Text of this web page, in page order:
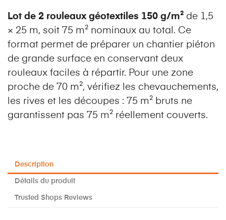
Lot de 2 rouleaux géotextiles 150 g/m² de 1,5
× 25 m, soit 75 m² nominaux au total. Ce
format permet de préparer un chantier piéton
de grande surface en conservant deux
rouleaux faciles à répartir. Pour une zone
proche de 70 m², vérifiez les chevauchements,
les rives et les découpes : 75 m² bruts ne
garantissent pas 75 m² réellement couverts.
Description
Détails du produit
Trusted Shops Reviews